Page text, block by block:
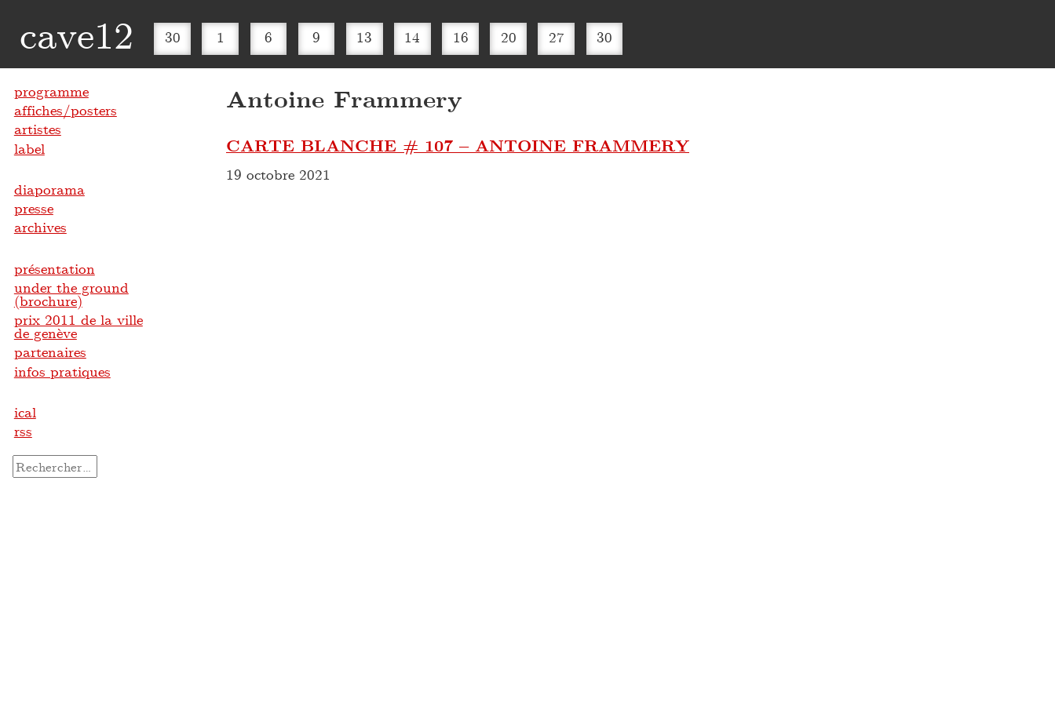
cave12 30 1 6 9 13 14 16 20 27 30
Antoine Frammery
CARTE BLANCHE # 107 – ANTOINE FRAMMERY
19 octobre 2021
programme
affiches/posters
artistes
label
diaporama
presse
archives
présentation
under the ground
(brochure)
prix 2011 de la ville
de genève
partenaires
infos pratiques
ical
rss
Rechercher :